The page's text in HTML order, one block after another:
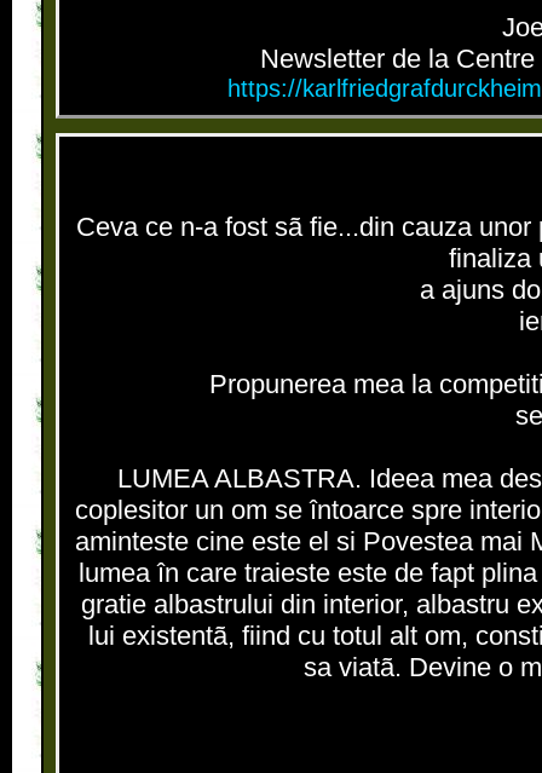
Newsletter de la
https://
Ceva ce n-a fost sã fie...din cauza
finaliza
a ajuns
Propunerea mea la
LUMEA ALBASTRA. Ideea mea
coplesitor un om se întoarce spre
aminteste cine este el si Povestea mai
lumea în care traieste este de fapt
gratie albastrului din interior, albastru
lui existentã, fiind cu totul alt om,
sa viatã. Devine o